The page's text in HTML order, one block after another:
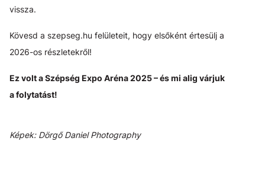
vissza.
Kövesd a szepseg.hu felületeit, hogy elsőként értesülj a
2026-os részletekről!
Ez volt a Szépség Expo Aréna 2025 – és mi alig várjuk
a folytatást!
Képek: Dörgő Daniel Photography